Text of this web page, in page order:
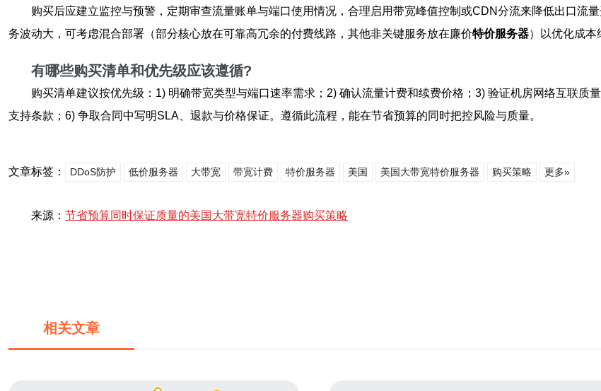
购买后应建立监控与预警，定期审查流量账单与端口使用情况，合理启用带宽峰值控制或CDN分流来降低出口流
务波动大，可考虑混合部署（部分核心放在可靠高冗余的付费线路，其他非关键服务放在廉价特价服务器）以优化成本
有哪些购买清单和优先级应该遵循?
购买清单建议按优先级：1) 明确带宽类型与端口速率需求；2) 确认流量计费和续费价格；3) 验证机房网络互联质
支持条款；6) 争取合同中写明SLA、退款与价格保证。遵循此流程，能在节省预算的同时把控风险与质量。
文章标签： DDoS防护 低价服务器 大带宽 带宽计费 特价服务器 美国 美国大带宽特价服务器 购买策略 更多»
来源： 节省预算同时保证质量的美国大带宽特价服务器购买策略
相关文章